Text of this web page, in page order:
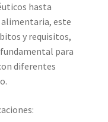
hasta
este
y requisitos,
para
diferentes